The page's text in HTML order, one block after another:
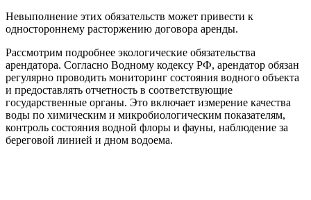
Невыполнение этих обязательств может привести к
одностороннему расторжению договора аренды.
Рассмотрим подробнее экологические обязательства
арендатора. Согласно Водному кодексу РФ, арендатор обязан
регулярно проводить мониторинг состояния водного объекта
и предоставлять отчетность в соответствующие
государственные органы. Это включает измерение качества
воды по химическим и микробиологическим показателям,
контроль состояния водной флоры и фауны, наблюдение за
береговой линией и дном водоема.